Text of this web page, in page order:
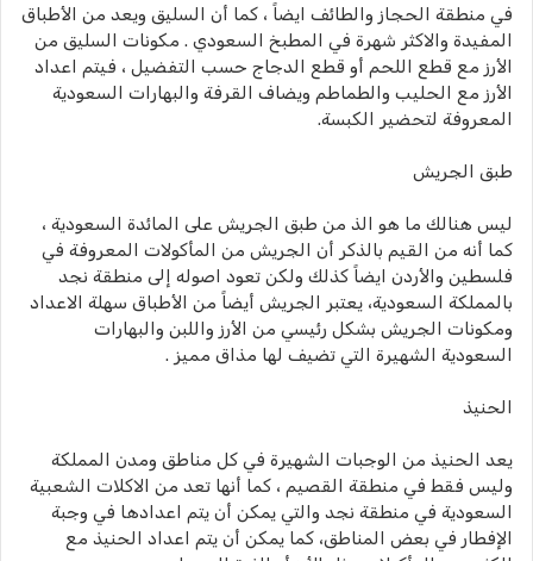
في منطقة الحجاز والطائف ايضاً ، كما أن السليق ويعد من الأطباق
المفيدة والاكثر شهرة في المطبخ السعودي . مكونات السليق من
الأرز مع قطع اللحم أو قطع الدجاج حسب التفضيل ، فيتم اعداد
الأرز مع الحليب والطماطم ويضاف القرفة والبهارات السعودية
المعروفة لتحضير الكبسة.
طبق الجريش
ليس هنالك ما هو الذ من طبق الجريش على المائدة السعودية ،
كما أنه من القيم بالذكر أن الجريش من المأكولات المعروفة في
فلسطين والأردن ايضاً كذلك ولكن تعود اصوله إلى منطقة نجد
بالمملكة السعودية، يعتبر الجريش أيضاً من الأطباق سهلة الاعداد
ومكونات الجريش بشكل رئيسي من الأرز واللبن والبهارات
السعودية الشهيرة التي تضيف لها مذاق مميز .
الحنيذ
يعد الحنيذ من الوجبات الشهيرة في كل مناطق ومدن المملكة
وليس فقط في منطقة القصيم ، كما أنها تعد من الاكلات الشعبية
السعودية في منطقة نجد والتي يمكن أن يتم اعدادها في وجبة
الإفطار في بعض المناطق، كما يمكن أن يتم اعداد الحنيذ مع